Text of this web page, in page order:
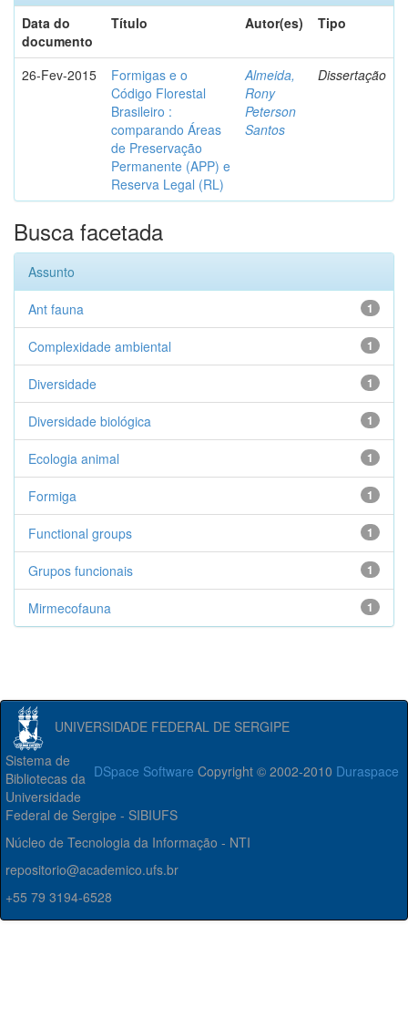
Data do
documento
Título Autor(es) Tipo
26-Fev-2015
Formigas e o
Código Florestal
Brasileiro :
comparando Áreas
de Preservação
Permanente (APP) e
Reserva Legal (RL)
Almeida,
Rony
Peterson
Santos
Dissertação
Busca facetada
Assunto
1
Ant fauna
1
Complexidade ambiental
1
Diversidade
1
Diversidade biológica
1
Ecologia animal
1
Formiga
1
Functional groups
1
Grupos funcionais
1
Mirmecofauna
UNIVERSIDADE FEDERAL DE SERGIPE
DSpace Software Copyright © 2002-2010 Duraspace
Sistema de
Bibliotecas da
Universidade
Federal de Sergipe - SIBIUFS
Núcleo de Tecnologia da Informação - NTI
repositorio@academico.ufs.br
+55 79 3194-6528